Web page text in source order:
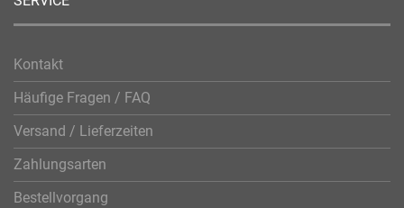
Kontakt
Häufige Fragen / FAQ
Versand / Lieferzeiten
Zahlungsarten
Bestellvorgang